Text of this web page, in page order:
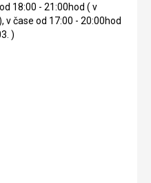
18:00 - 21:00hod ( v
v čase od 17:00 - 20:00hod
)